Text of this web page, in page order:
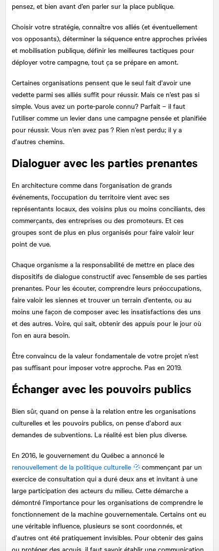
pensez, et bien avant d’en parler sur la place publique.
Choisir votre stratégie, connaître vos alliés (et éventuellement
vos opposants), déterminer la séquence entre approches privées
et mobilisation publique, définir les meilleures tactiques pour
déployer votre campagne, tout ça se prépare en amont.
Certaines organisations pensent que le seul fait d’avoir une
vedette parmi ses alliés suffit pour réussir. Mais ce n’est pas si
simple. Vous avez un porte-parole connu? Parfait – il faut
l’utiliser comme un levier dans une campagne pensée et planifiée
pour réussir. Vous n’en avez pas ? Rien n’est perdu; il y a
d’autres chemins.
Dialoguer avec les parties prenantes
En architecture comme dans l’organisation de grands
événements, l’occupation du territoire vient avec ses
représentants locaux, des voisins plus ou moins conciliants, des
commerçants, des entreprises ou des promoteurs. Et ces
groupes sont de plus en plus organisés pour faire valoir leur
point de vue.
Chaque organisme a la responsabilité de mettre en place des
dispositifs de dialogue constructif avec l’ensemble de ses parties
prenantes. Pour les écouter, comprendre leurs préoccupations,
faire valoir les siennes et trouver un terrain d’entente, ou au
moins une façon de composer avec les insatisfactions des uns
et des autres. Voire, qui sait, obtenir des appuis pour le jour où
l’on en aura besoin.
Être convaincu de la valeur fondamentale de votre projet n’est
pas suffisant pour imposer votre approche. Pas en 2019.
Échanger avec les pouvoirs publics
Bien sûr, quand on pense à la relation entre les organisations
culturelles et les pouvoirs publics, on pense d’abord aux
demandes de subventions. La réalité est bien plus diverse.
En 2016, le gouvernement du Québec a annoncé le
renouvellement de la politique culturelle
commençant par un
exercice de consultation qui a duré deux ans et invitant à une
large participation des acteurs du milieu. Cette démarche a
démontré l’importance pour les organisations de comprendre le
fonctionnement de la machine gouvernementale. Certains ont eu
une véritable influence, plusieurs se sont coordonnés, et
d’autres ont été pratiquement invisibles. Pour obtenir des gains
ou protéger des acquis, il faut savoir établir une communication